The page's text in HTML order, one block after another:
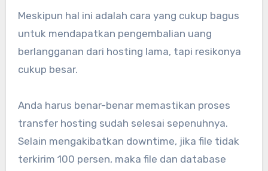
Meskipun hal ini adalah cara yang cukup bagus
untuk mendapatkan pengembalian uang
berlangganan dari hosting lama, tapi resikonya
cukup besar.
Anda harus benar-benar memastikan proses
transfer hosting sudah selesai sepenuhnya.
Selain mengakibatkan downtime, jika file tidak
terkirim 100 persen, maka file dan database